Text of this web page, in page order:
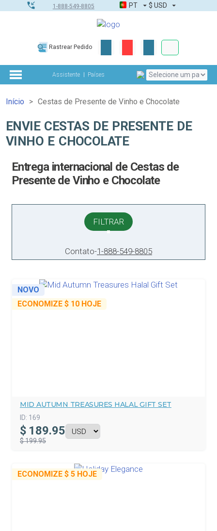
1-888-549-8805 PT $ USD
Rastrear Pedido
Assistente Países
Início Cestas de Presente de Vinho e Chocolate
ENVIE CESTAS DE PRESENTE DE
VINHO E CHOCOLATE
Entrega internacional de Cestas de
Presente de Vinho e Chocolate
FILTRAR
Contato-1-888-549-8805
NOVO
ECONOMIZE $ 10 HOJE
MID AUTUMN TREASURES HALAL GIFT SET
ID: 169
$ 189.95
$ 199.95
ECONOMIZE $ 5 HOJE